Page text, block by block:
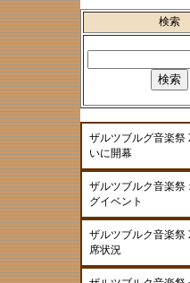
検索
ザルツブルグ音楽祭
いに開幕
ザルツブルク音楽祭
グイベント
ザルツブルク音楽祭
席状況